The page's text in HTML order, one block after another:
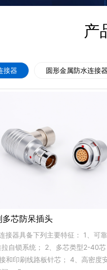
产
接器 圆形金属防水连接器
多芯防呆插头
接器具备下列主要特征： 1、可
拉自锁系统； 2、多芯类型2-40芯
和印刷线路板针芯； 4、高密度